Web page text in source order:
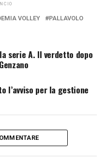
VOLLEY
PALLAVOLO
serie A. Il verdetto dopo
l’avviso per la gestione